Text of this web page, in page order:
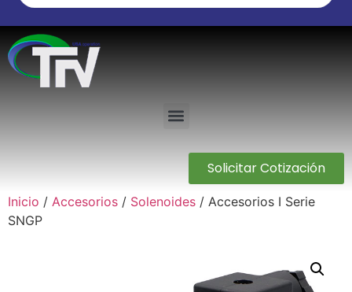
Solicitar Cotización
Inicio / Accesorios / Solenoides / Accesorios I Serie
SNGP